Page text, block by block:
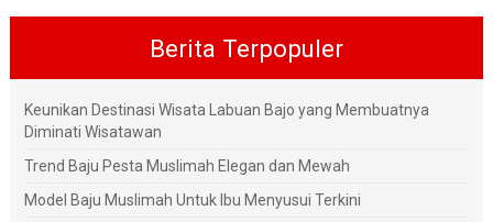
Berita Terpopuler
Keunikan Destinasi Wisata Labuan Bajo yang Membuatnya
Diminati Wisatawan
Trend Baju Pesta Muslimah Elegan dan Mewah
Model Baju Muslimah Untuk Ibu Menyusui Terkini